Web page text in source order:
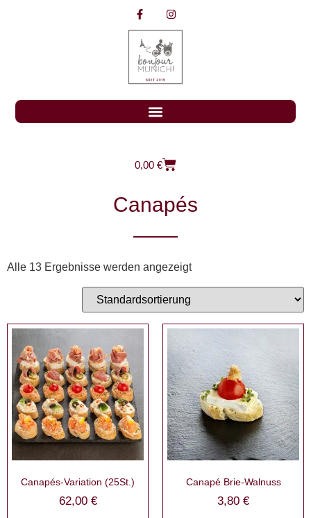
0,00 €
Canapés
Alle 13 Ergebnisse werden angezeigt
Canapés-Variation (25St.)
62,00 €
Canapé Brie-Walnuss
3,80 €